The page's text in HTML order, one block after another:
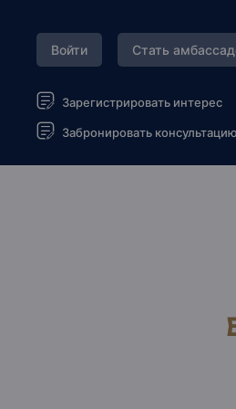
Войти Стать
Зарегистрировать интерес
Забронировать консультацию